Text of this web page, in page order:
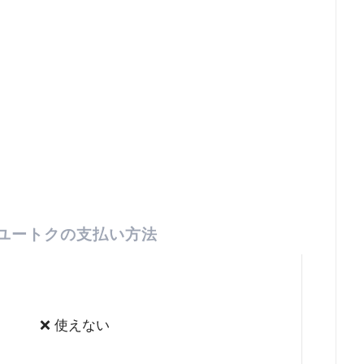
ートクの支払い方法
❌ 使えない